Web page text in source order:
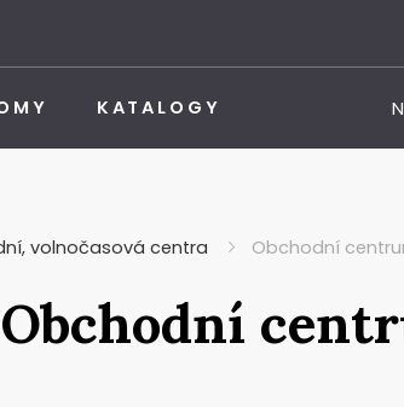
KATALOGY
volnočasová centra Obchodní
Obchodní